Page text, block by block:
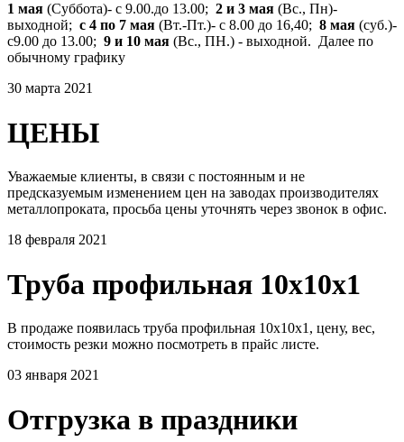
1 мая (Суббота)- с 9.00.до 13.00; 2 и 3 мая (Вс., Пн)-
выходной; с 4 по 7 мая (Вт.-Пт.)- с 8.00 до 16,40; 8 мая (суб.)-
с9.00 до 13.00; 9 и 10 мая (Вс., ПН.) - выходной. Далее по
обычному графику
30 марта 2021
ЦЕНЫ
Уважаемые клиенты, в связи с постоянным и не
предсказуемым изменением цен на заводах производителях
металлопроката, просьба цены уточнять через звонок в офис.
18 февраля 2021
Труба профильная 10х10х1
В продаже появилась труба профильная 10х10х1, цену, вес,
стоимость резки можно посмотреть в прайс листе.
03 января 2021
Отгрузка в праздники